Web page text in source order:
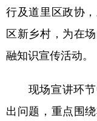
广东
四川
陕西
新疆
行及道里区政协
区新乡村，为在
融知识宣传活动。
现场宣讲环节
出问题，重点围